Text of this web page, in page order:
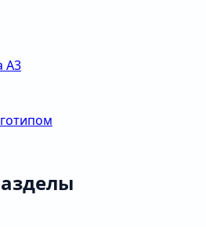
А3